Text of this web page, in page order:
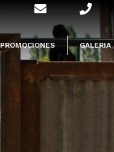
PROMOCIONES GALERIA